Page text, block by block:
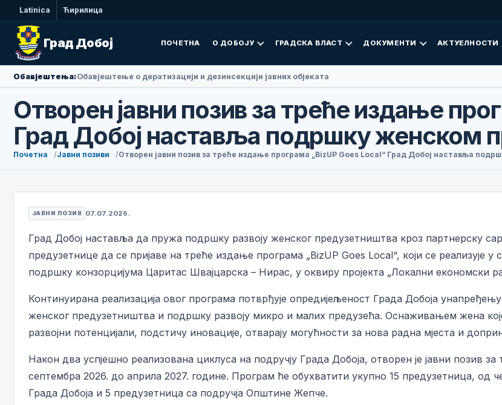
Latinica Ћирилица
Град Добој ПОЧЕТНА О ДОБОЈУ ГРАДСКА ВЛАСТ ДОКУМЕНТИ АКТУЕЛНОСТИ
Обавјештења:Обавјештење о дератизацији и дезинсекцији јавних објеката
Отворен јавни позив за треће издање
Град Добој наставља подршку женском
Почетна Јавни позиви Отворен јавни позив за треће издање програма „BizUP Goes Local“ Град Добој наставља
ЈАВНИ ПОЗИВ 07.07.2026.
Град Добој наставља да пружа подршку развоју женског предузетништва кроз партнерску
предузетнице да се пријаве на треће издање програма „BizUP Goes Local“, који се
подршку конзорцијума Царитас Швајцарска – Нирас, у оквиру пројекта „Локални економски
Континуирана реализација овог програма потврђује опредијељеност Града Добоја
женског предузетништва и подршку развоју микро и малих предузећа. Оснаживањем жена које
развојни потенцијали, подстичу иновације, отварају могућности за нова радна мјеста и
Након два успјешно реализована циклуса на подручју Града Добоја, отворен је јавни позив
септембра 2026. до априла 2027. године. Програм ће обухватити укупно 15 предузетница, од
Града Добоја и 5 предузетница са подручја Општине Жепче.